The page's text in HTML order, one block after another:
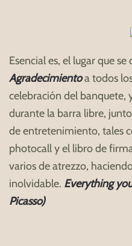
Esencial es, el lugar que se
Agradecimientoa todos
celebración del banquete,
durante la barra libre,
de entretenimiento, tales
photocall y el libro de
varios de atrezzo,
inolvidable. Everything
Picasso)